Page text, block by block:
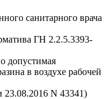
санитарного врача
ГН 2.2.5.3393-
допустимая
в воздухе рабочей
23.08.2016 N 43341)